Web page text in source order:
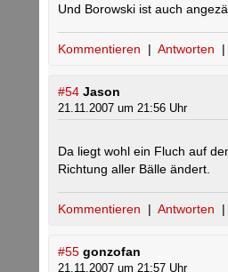
Und Borowski ist auch
Kommentieren | Antworten |
#54 Jason
21.11.2007 um 21:56 Uhr
Da liegt wohl ein Fluch auf
Richtung aller Bälle ändert.
Kommentieren | Antworten |
#55 gonzofan
21.11.2007 um 21:57 Uhr